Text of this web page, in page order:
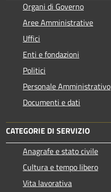
Organi di Governo
Aree Amministrative
Uffici
Enti e fondazioni
Politici
Personale Amministrativo
Documenti e dati
CATEGORIE DI SERVIZIO
Anagrafe e stato civile
Cultura e tempo libero
Vita lavorativa